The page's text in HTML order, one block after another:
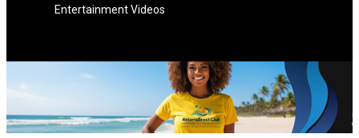
Entertainment Videos